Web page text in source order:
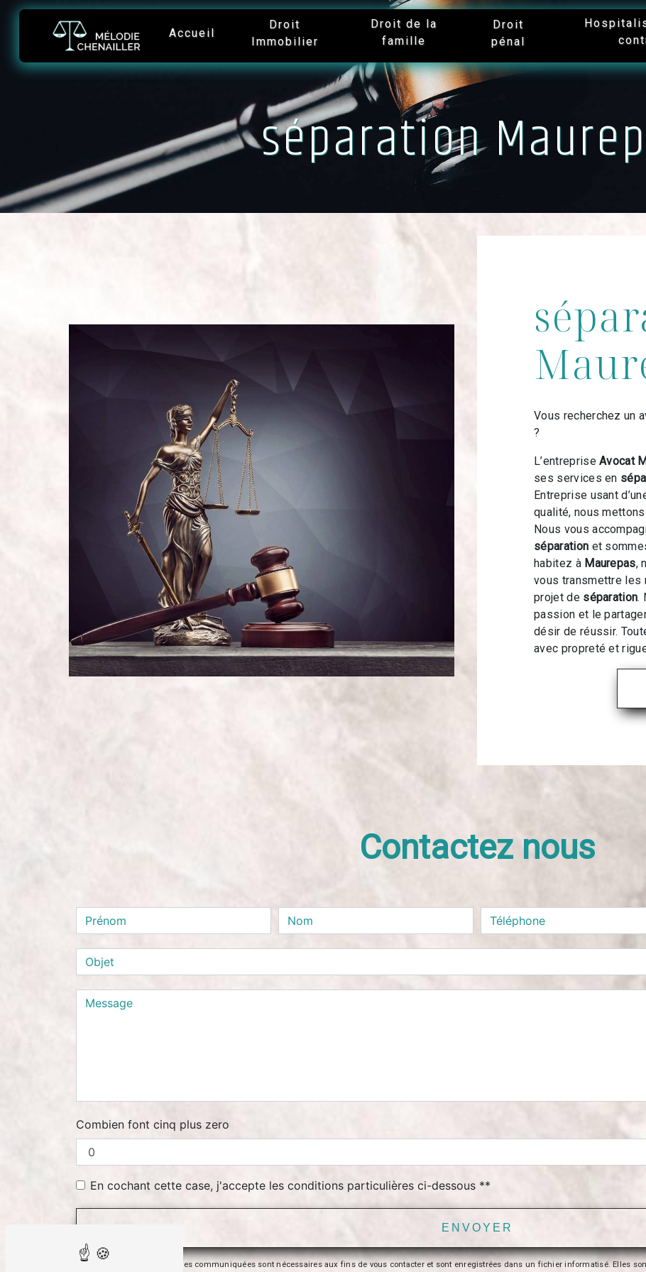
Accueil
Droit
Immobilier
Droit de la
famille
Droit
pénal
séparation
Vous recherchez un
?
L’entrepriseAvocat
ses services en
Entreprise usant
qualité, nous
Nous vous
séparation et
habitez à Maurepas,
vous transmettre les
projet de séparation.
passion et le
désir de réussir.
avec propreté et
Contactez nous
Combien font cinq plus zero
En cochant cette case, j'accepte les conditions particulières ci-dessous **
ENVOYER
** Les données personnelles communiquées sont nécessaires aux fins de vous contacter et sont enregistrées dans un fichier informatisé. Elles
Panneau de gestion des cookies